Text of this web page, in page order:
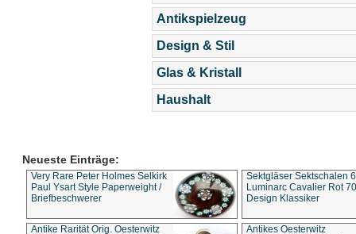
Antikspielzeug
Design & Stil
Glas & Kristall
Haushalt
Neueste Einträge:
Very Rare Peter Holmes Selkirk
Paul Ysart Style Paperweight /
Briefbeschwerer
Sektgläser Sektschalen
Luminarc Cavalier Rot
Design Klassiker
Antike Rarität Orig. Oesterwitz
Antikes Oesterwitz